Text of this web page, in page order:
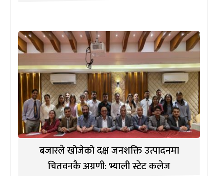
बजारले खोजेको दक्ष जनशक्ति उत्पादनमा
चितवनकै अग्रणी: भ्याली स्टेट कलेज